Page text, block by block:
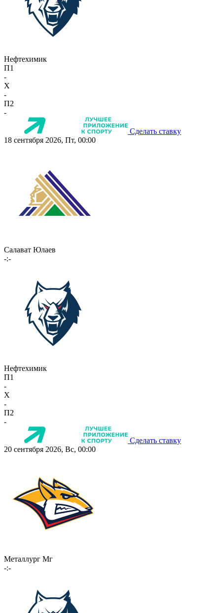
Нефтехимик
П1
-
X
-
П2
-
Сделать ставку
18 сентября 2026, Пт, 00:00
Салават Юлаев
-:-
Нефтехимик
П1
-
X
-
П2
-
Сделать ставку
20 сентября 2026, Вс, 00:00
Металлург Мг
-:-